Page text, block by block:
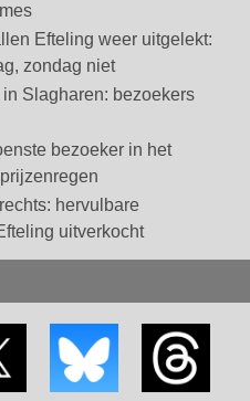
Efteling weer uitgelekt:
zondag niet
Slagharen: bezoekers
bezoeker in het
hervulbare
uitverkocht